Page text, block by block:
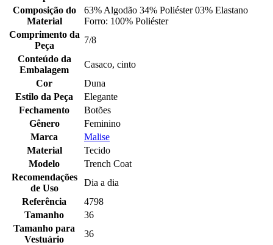
Composição do
Material
63% Algodão 34% Poliéster 03% Elastano
Forro: 100% Poliéster
Comprimento da
Peça
7/8
Conteúdo da
Embalagem
Casaco, cinto
Cor
Duna
Estilo da Peça
Elegante
Fechamento
Botões
Gênero
Feminino
Marca
Malise
Material
Tecido
Modelo
Trench Coat
Recomendações
de Uso
Dia a dia
Referência
4798
Tamanho
36
Tamanho para
Vestuário
36